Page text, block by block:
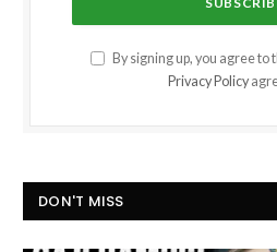
By signing up, you agree to
Privacy Policy
DON'T MISS